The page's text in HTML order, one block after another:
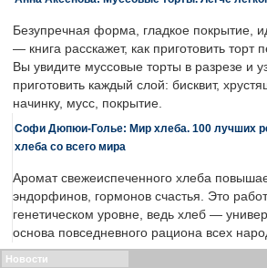
Безупречная форма, гладкое покрытие,
— книга расскажет, как приготовить торт
Вы увидите муссовые торты в разрезе и
приготовить каждый слой: бисквит,
начинку, мусс, покрытие.
Софи Дюпюи-Голье: Мир хлеба. 100 лучших
хлеба со всего мира
Аромат свежеиспеченного хлеба
эндорфинов, гормонов счастья. Это
генетическом уровне, ведь хлеб —
основа повседневного рациона всех
Новости